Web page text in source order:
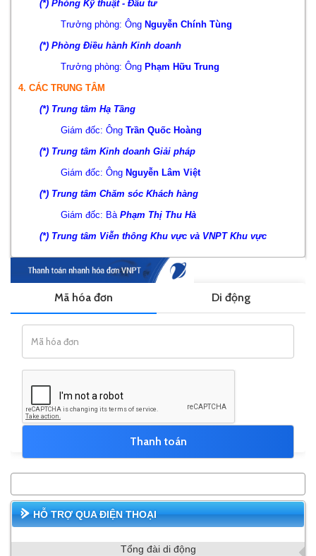
(*) Phòng Kỹ thuật - Đầu tư
Trưởng phòng: Ông Nguyễn Chính Tùng
(*) Phòng Điều hành Kinh doanh
Trưởng phòng: Ông Phạm Hữu Trung
4. CÁC TRUNG TÂM
(*) Trung tâm Hạ Tầng
Giám đốc: Ông Trần Quốc Hoàng
(*) Trung tâm Kinh doanh Giải pháp
Giám đốc: Ông Nguyễn Lâm Việt
(*) Trung tâm Chăm sóc Khách hàng
Giám đốc: Bà Phạm Thị Thu Hà
(*) Trung tâm Viễn thông Khu vực và VNPT Khu vực
HỖ TRỢ QUA ĐIỆN THOẠI
Tổng đài di động